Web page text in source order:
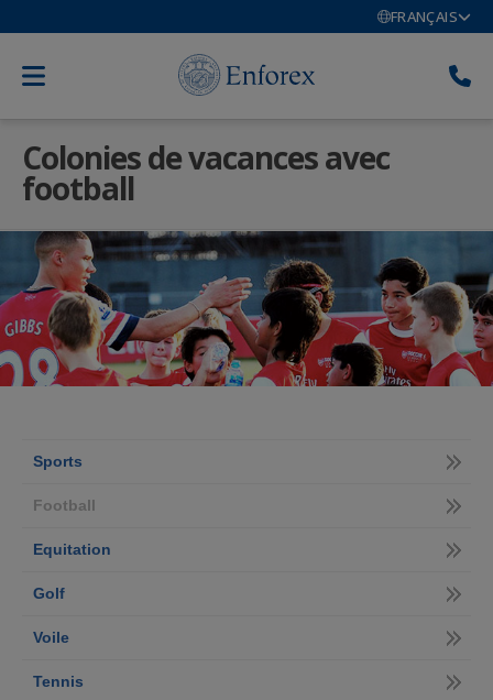
FRANÇAIS
Colonies de vacances avec
football
Sports
Football
Equitation
Golf
Voile
Tennis